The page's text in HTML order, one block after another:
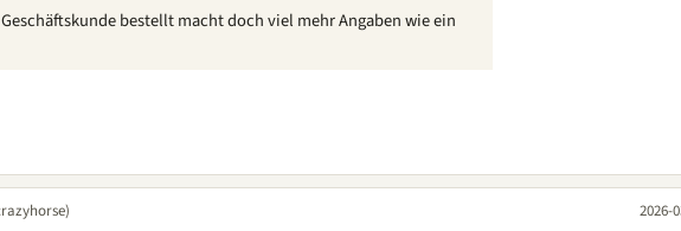
bestellt macht doch viel mehr Angaben wie ein
2026-